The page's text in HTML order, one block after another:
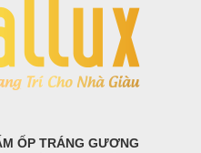
ỐP TRÁNG GƯƠNG